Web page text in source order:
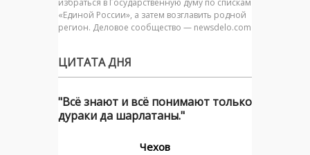
избраться в Государственную думу по спискам
«Единой России», а затем возглавить родной
регион. Деловое сообщество — newsdelo.com
ЦИТАТА ДНЯ
"Всё знают и всё понимают только
дураки да шарлатаны."
Чехов